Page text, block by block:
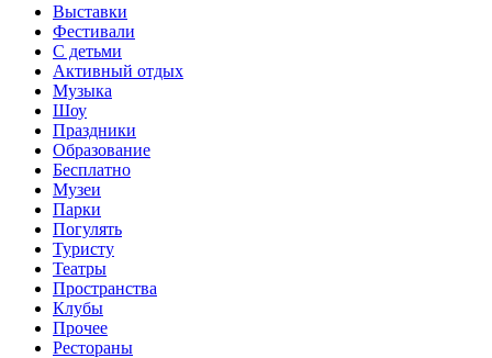
Выставки
Фестивали
С детьми
Активный отдых
Музыка
Шоу
Праздники
Образование
Бесплатно
Музеи
Парки
Погулять
Туристу
Театры
Пространства
Клубы
Прочее
Рестораны